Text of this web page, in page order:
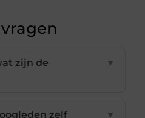
zijn de
▼
zelf
▼